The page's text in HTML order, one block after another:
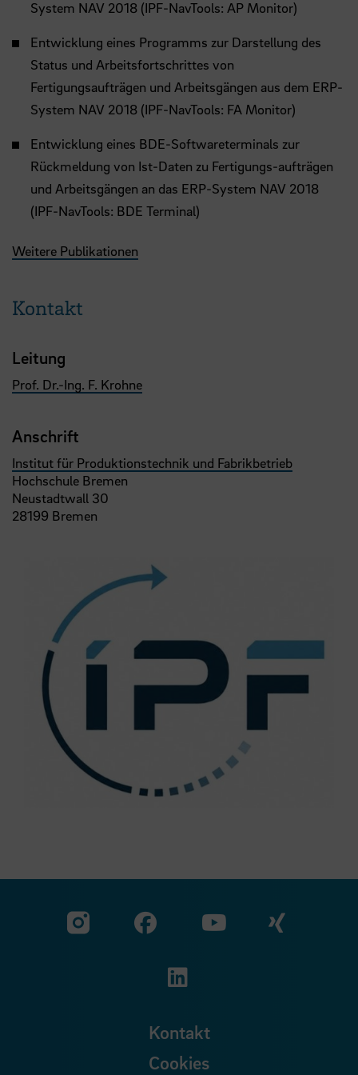
System NAV 2018 (IPF-NavTools: AP Monitor)
Entwicklung eines Programms zur Darstellung des
Status und Arbeitsfortschrittes von
Fertigungsaufträgen und Arbeitsgängen aus dem ERP-
System NAV 2018 (IPF-NavTools: FA Monitor)
Entwicklung eines BDE-Softwareterminals zur
Rückmeldung von Ist-Daten zu Fertigungs-aufträgen
und Arbeitsgängen an das ERP-System NAV 2018
(IPF-NavTools: BDE Terminal)
Weitere Publikationen
Kontakt
Leitung
Prof. Dr.-Ing. F. Krohne
Anschrift
Institut für Produktionstechnik und Fabrikbetrieb
Hochschule Bremen
Neustadtwall 30
28199 Bremen
Zu unserer Facebook
Zu
Zu unserer
Kontakt
Cookies